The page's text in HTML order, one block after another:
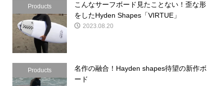
Products
こんなサーフボード見たことない！歪な形
をしたHyden Shapes「VIRTUE」
2023.08.20
Products
名作の融合！Hayden shapes待望の新作ボ
ード